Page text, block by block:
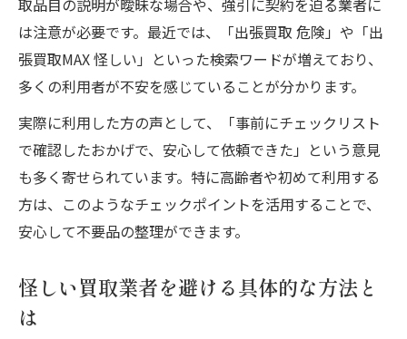
取品目の説明が曖昧な場合や、強引に契約を迫る業者に
は注意が必要です。最近では、「出張買取 危険」や「出
張買取MAX 怪しい」といった検索ワードが増えており、
多くの利用者が不安を感じていることが分かります。
実際に利用した方の声として、「事前にチェックリスト
で確認したおかげで、安心して依頼できた」という意見
も多く寄せられています。特に高齢者や初めて利用する
方は、このようなチェックポイントを活用することで、
安心して不要品の整理ができます。
怪しい買取業者を避ける具体的な方法と
は